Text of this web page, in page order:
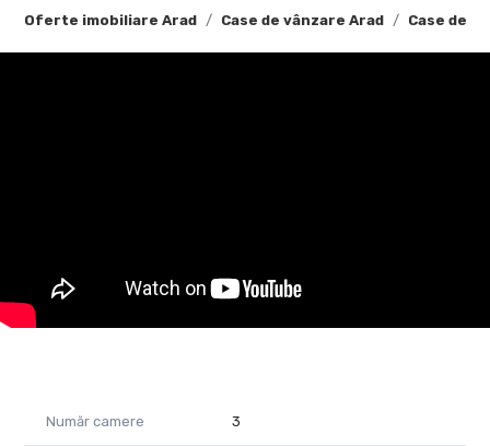
Oferte imobiliare Arad Case de vânzare Arad Case de
zilei.
Dacă vrei o proprietate care nu seamănă cu tot ce vezi zilnic
pe piață, asta merită văzută.
Impresionează prin spațiu.
Număr camere 3